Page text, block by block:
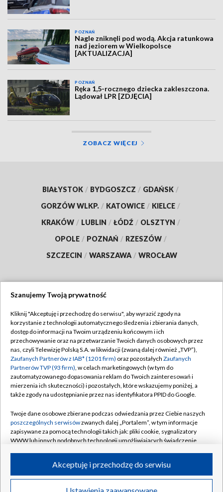
POZNAŃ
Nagle zniknęli pod wodą. Akcja ratunkowa
nad jeziorem w Wielkopolsce
[AKTUALIZACJA]
POZNAŃ
Ręka 1,5-rocznego dziecka zakleszczona.
Lądował LPR [ZDJĘCIA]
ZOBACZ WIĘCEJ
BIAŁYSTOK / BYDGOSZCZ / GDAŃSK /
GORZÓW WLKP. / KATOWICE / KIELCE /
KRAKÓW / LUBLIN / ŁÓDŹ / OLSZTYN /
OPOLE / POZNAŃ / RZESZÓW /
SZCZECIN / WARSZAWA / WROCŁAW
TVP
Abonament TVP
Emisja w TVP
Centrum informacji TVP
Naziemna Telewizja Cyfrowa
Rada Programowa
System NOS
Informacje o nadawcy
Program dla prasy
Regulamin TVP
Polityka prywatności
Moje zgody
Pomoc
Kontakt
Kanały
©2026 Telewizja Polska S.A. w likwidacji
Szanujemy Twoją prywatność
Kliknij "Akceptuję i przechodzę do serwisu", aby wyrazić zgody na
korzystanie z technologii automatycznego śledzenia i zbierania danych,
dostęp do informacji na Twoim urządzeniu końcowym i ich
przechowywanie oraz na przetwarzanie Twoich danych osobowych przez
nas, czyli Telewizję Polską S.A. w likwidacji (zwaną dalej również „TVP”),
Zaufanych Partnerów z IAB* (1201 firm) oraz pozostałych Zaufanych
Partnerów TVP (93 firm), w celach marketingowych (w tym do
zautomatyzowanego dopasowania reklam do Twoich zainteresowań i
mierzenia ich skuteczności) i pozostałych, które wskazujemy poniżej, a
także zgody na udostępnianie przez nas identyfikatora PPID do Google.
Twoje dane osobowe zbierane podczas odwiedzania przez Ciebie naszych
poszczególnych serwisówzwanych dalej „Portalem”, w tym informacje
zapisywane za pomocą technologii takich jak: pliki cookie, sygnalizatory
WWW lub innych podobnych technologii umożliwiających świadczenie
ruchu w Internecie.
Twoje dane osobowe zbierane podczas odwiedzania przez Ciebie
Akceptuję i przechodzę do serwisu